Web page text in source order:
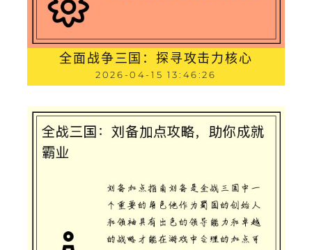
全面战争三国：探寻攻击力核心
2026-04-15 13:46:26